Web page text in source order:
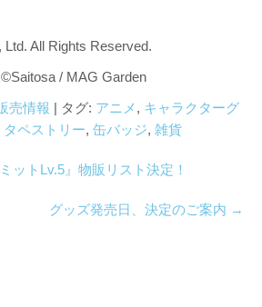
All Rights Reserved.
/ MAG Garden
売情報 | タグ: アニメ , キャラクターグ
タペストリー, 缶バッジ, 雑貨
ットLv.5』物販リスト決定！
グッズ発売日、決定のご案内 →